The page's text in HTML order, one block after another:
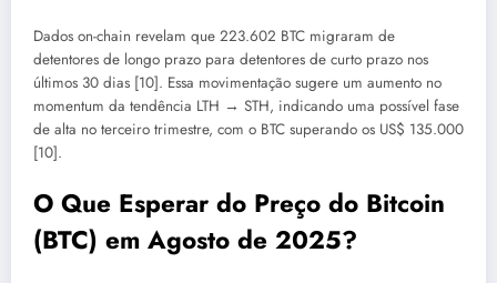
Dados on-chain revelam que 223.602 BTC migraram de
detentores de longo prazo para detentores de curto prazo nos
últimos 30 dias [10]. Essa movimentação sugere um aumento no
momentum da tendência LTH → STH, indicando uma possível fase
de alta no terceiro trimestre, com o BTC superando os US$ 135.000
[10].
O Que Esperar do Preço do Bitcoin
(BTC) em Agosto de 2025?